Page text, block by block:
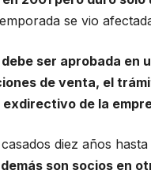
se vio
ser aprobada en
de venta, el
de la
diez años
son socios en